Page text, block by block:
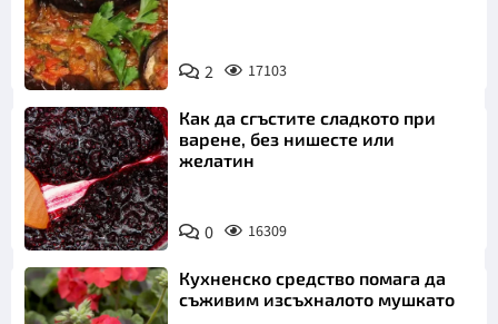
2 17103
Как да сгъстите сладкото при
варене, без нишесте или
желатин
0 16309
Кухненско средство помага да
съживим изсъхналото мушкато